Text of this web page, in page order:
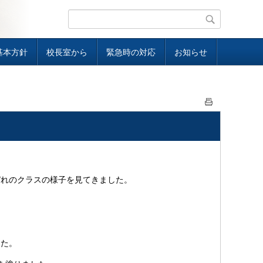
本方針 校長室から 緊急時の対応 お知らせ
のクラスの様子を見てきました。
。